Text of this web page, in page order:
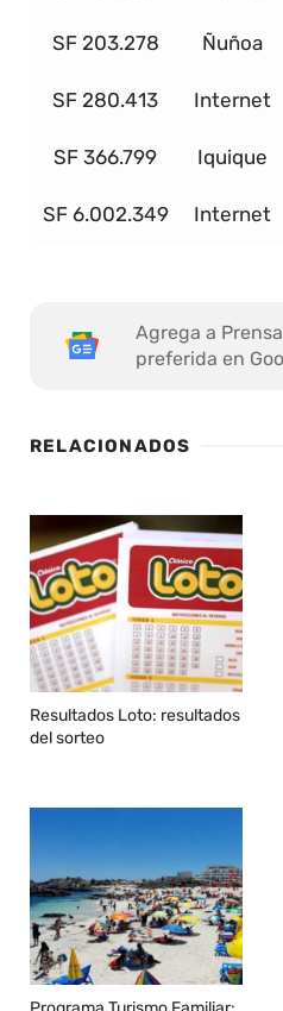
SF 203.278 Ñuñoa
SF 280.413 Internet
SF 366.799 Iquique
SF 6.002.349 Internet
Agrega a
preferida en
RELACIONADOS
Resultados Loto: resultados
del sorteo